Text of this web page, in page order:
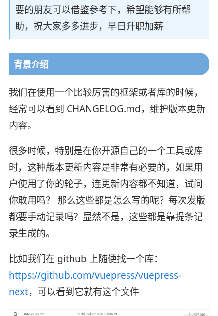
要的朋友可以借鉴参考下，希望能够有所帮
助，祝大家多多进步，早日升职加薪
背景介绍
我们在使用一个比较厉害的框架或者库的时候，
经常可以看到 CHANGELOG.md，维护版本更新
内容。
很多时候，特别是在你开源自己的一个工具或库
时，这种版本更新内容是非常有必要的，如果用
户使用了你的轮子，连更新内容都不知道，试问
你敢用吗？ 那么这些都是怎么写的呢？每次发版
都要手动记录吗？显然不是，这些都是靠提条记
录生成的。
比如我们在 github 上随便找一个库：
https://github.com/vuepress/vuepress-
next，可以看到它就有这个文件